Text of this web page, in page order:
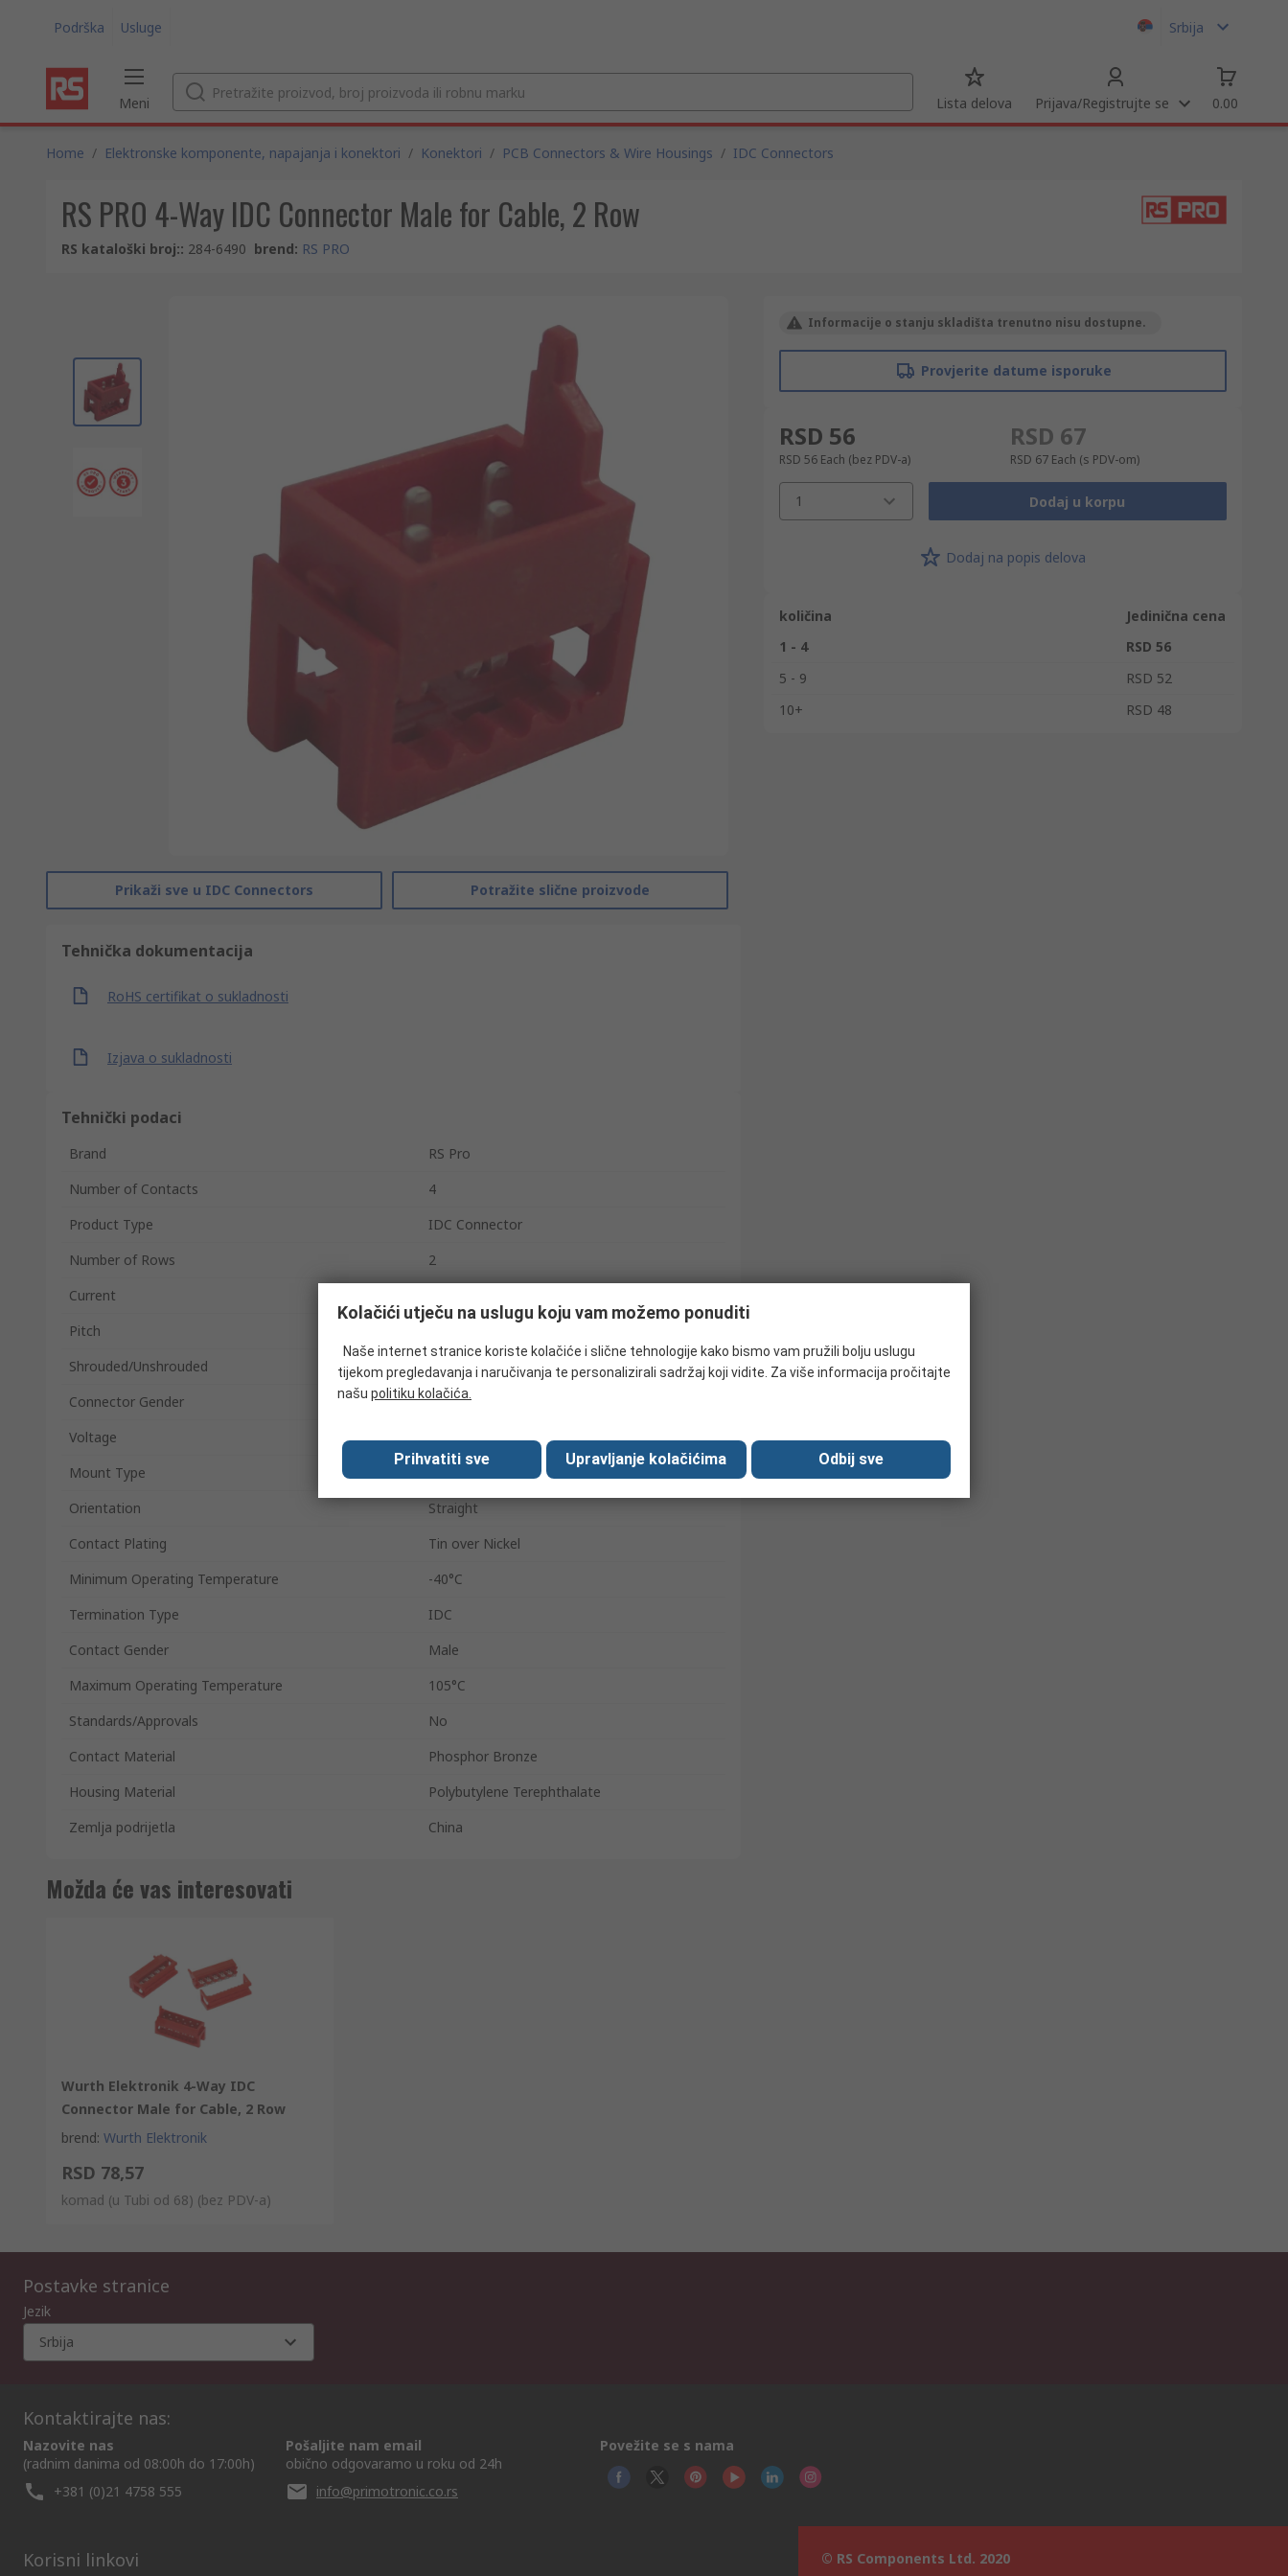
Podrška Usluge Srbija
Meni Lista delova Prijava/Registrujte se 0.00
Home / Elektronske komponente, napajanja i konektori / Konektori / PCB Connectors & Wire Housings / IDC Connectors
RS PRO 4-Way IDC Connector Male for Cable, 2 Row
RS kataloški broj:: 284-6490 brend: RS PRO
Prikaži sve u IDC Connectors Potražite slične proizvode
Tehnička dokumentacija
RoHS certifikat o sukladnosti
Izjava o sukladnosti
Tehnički podaci
Brand
RS Pro
Number of Contacts
4
Product Type
IDC Connector
Number of Rows
2
Current
Pitch
Shrouded/Unshrouded
Unshrouded
Connector Gender
Male
Voltage
500V
Mount Type
Orientation
Straight
Contact Plating
Tin over Nickel
Minimum Operating Temperature
-40°C
Termination Type
IDC
Contact Gender
Male
Maximum Operating Temperature
105°C
Standards/Approvals
No
Contact Material
Phosphor Bronze
Housing Material
Polybutylene Terephthalate
Zemlja podrijetla
China
Informacije o stanju skladišta trenutno nisu dostupne.
Provjerite datume isporuke
RSD 56
RSD 56 Each (bez PDV-a)
RSD 67
RSD 67 Each (s PDV-om)
1 Dodaj u korpu
Dodaj na popis delova
količina
Jedinična cena
1 - 4
RSD 56
5 - 9
RSD 52
10+
RSD 48
Možda će vas interesovati
Wurth Elektronik 4-Way IDC
Connector Male for Cable, 2 Row
brend: Wurth Elektronik
RSD 78,57
komad (u Tubi od 68) (bez PDV-a)
Postavke stranice
Jezik
Srbija
Kontaktirajte nas:
Nazovite nas
(radnim danima od 08:00h do 17:00h)
+381 (0)21 4758 555
Pošaljite nam email
obično odgovaramo u roku od 24h
info@primotronic.co.rs
Povežite se s nama
Korisni linkovi © RS Components Ltd. 2020
Kolačići utječu na uslugu koju vam možemo ponuditi
Naše internet stranice koriste kolačiće i slične tehnologije kako bismo vam pružili bolju uslugu
tijekom pregledavanja i naručivanja te personalizirali sadržaj koji vidite. Za više informacija pročitajte
našu politiku kolačića.
Prihvatiti sve Upravljanje kolačićima Odbij sve